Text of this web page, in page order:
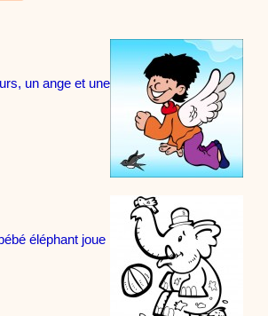
par image) qui raconte en chanson les
Proposer une vidéo
Proposer une vidéo
un ange et une
éléphant joue